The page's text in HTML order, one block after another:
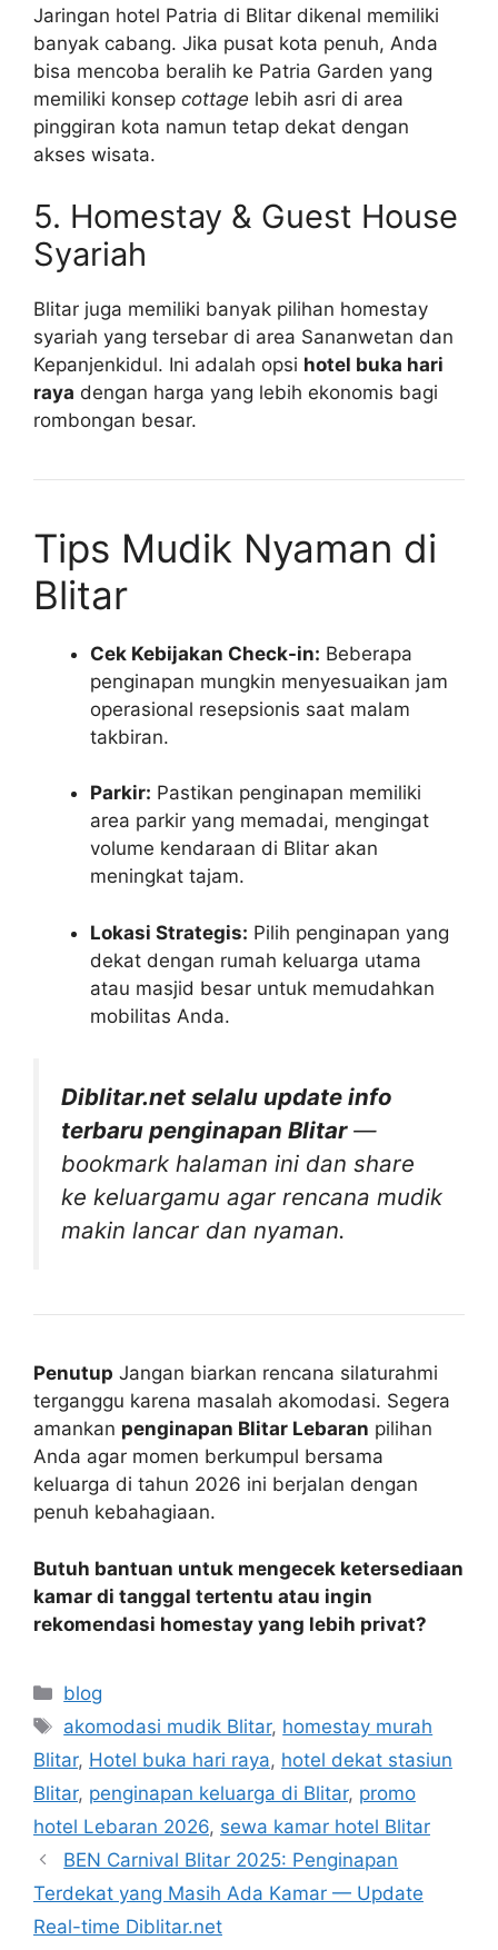
Jaringan hotel Patria di Blitar dikenal memiliki
banyak cabang. Jika pusat kota penuh, Anda
bisa mencoba beralih ke Patria Garden yang
memiliki konsep cottage lebih asri di area
pinggiran kota namun tetap dekat dengan
akses wisata.
5. Homestay & Guest House
Syariah
Blitar juga memiliki banyak pilihan homestay
syariah yang tersebar di area Sananwetan dan
Kepanjenkidul. Ini adalah opsi hotel buka hari
raya dengan harga yang lebih ekonomis bagi
rombongan besar.
Tips Mudik Nyaman di
Blitar
Cek Kebijakan Check-in: Beberapa
penginapan mungkin menyesuaikan jam
operasional resepsionis saat malam
takbiran.
Parkir: Pastikan penginapan memiliki
area parkir yang memadai, mengingat
volume kendaraan di Blitar akan
meningkat tajam.
Lokasi Strategis: Pilih penginapan yang
dekat dengan rumah keluarga utama
atau masjid besar untuk memudahkan
mobilitas Anda.
Diblitar.net selalu update info
terbaru penginapan Blitar—
bookmark halaman ini dan share
ke keluargamu agar rencana mudik
makin lancar dan nyaman.
Penutup Jangan biarkan rencana silaturahmi
terganggu karena masalah akomodasi. Segera
amankan penginapan Blitar Lebaran pilihan
Anda agar momen berkumpul bersama
keluarga di tahun 2026 ini berjalan dengan
penuh kebahagiaan.
Butuh bantuan untuk mengecek ketersediaan
kamar di tanggal tertentu atau ingin
rekomendasi homestay yang lebih privat?
Categories
blog
Tags
akomodasi mudik Blitar, homestay murah
Blitar, Hotel buka hari raya, hotel dekat stasiun
Blitar, penginapan keluarga di Blitar, promo
hotel Lebaran 2026, sewa kamar hotel Blitar
BEN Carnival Blitar 2025: Penginapan
Terdekat yang Masih Ada Kamar — Update
Real-time Diblitar.net